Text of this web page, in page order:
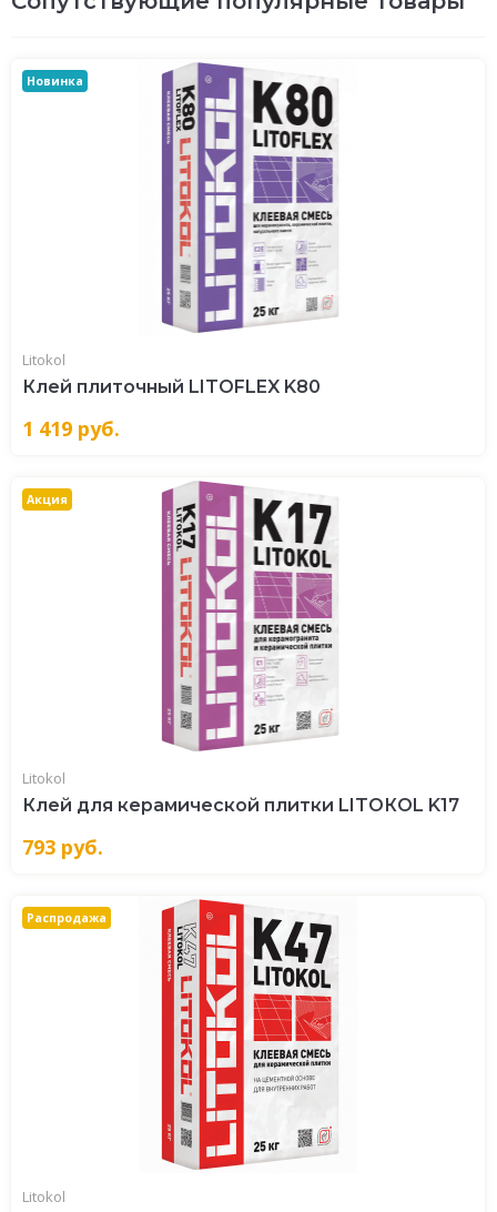
Новинка
Litokol
Клей плиточный LITOFLEX K80
1 419 руб.
Акция
Litokol
Клей для керамической плитки LITOКOL K17
793 руб.
Распродажа
Litokol